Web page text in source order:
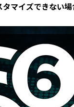
マイズできない場